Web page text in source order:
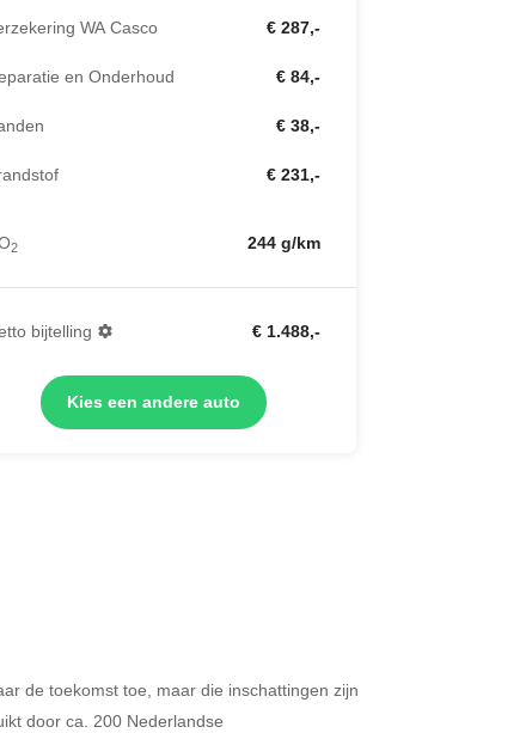
WA Casco € 287,-
en Onderhoud € 84,-
€ 38,-
€ 231,-
2 244 g/km
bijtelling € 1.488,-
Kies een andere auto
Merken op basis van segment
de toekomst toe, maar die inschattingen zijn
door ca. 200 Nederlandse